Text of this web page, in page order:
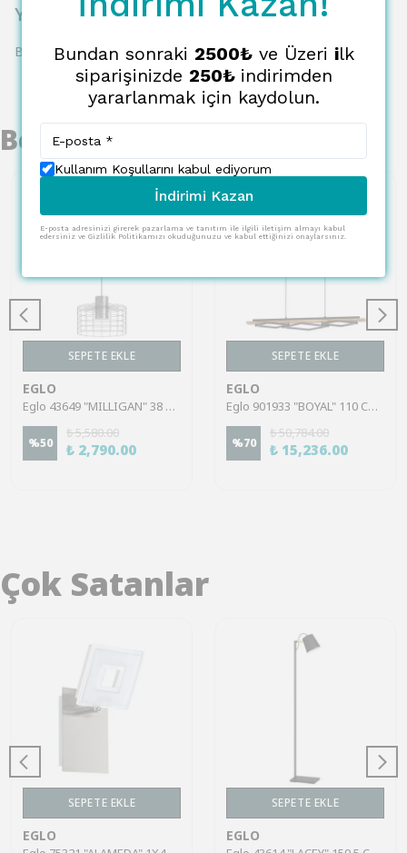
Yorumlar
Bu ürün için henüz yorum yapılmamış.
Benzer Ürünler
SEPETE EKLE
EGLO
Eglo 43649 "MILLIGAN" 38 Cm Çapında Çelik Galvanizli, Beyaz Sarkıt Avize
%50
₺ 5,580.00
₺ 2,790.00
SEPETE EKLE
EGLO
Eglo 901933 "BOYAL" 110 Cm Yüksekliğinde Çelik Ahşap Sarkıt Avize
%70
₺ 50,784.00
₺ 15,236.00
Çok Satanlar
SEPETE EKLE
EGLO
SEPETE EKLE
EGLO
Bundan sonraki 2500₺ve Üzeri ilk
siparişinizde 250₺ indirimden
yararlanmak için kaydolun.
Kullanım Koşullarını kabul ediyorum
İndirimi Kazan
E-posta adresinizi girerek pazarlama ve tanıtım ile ilgili iletişim almayı kabul
edersiniz ve Gizlilik Politikamızı okuduğunuzu ve kabul ettiğinizi onaylarsınız.